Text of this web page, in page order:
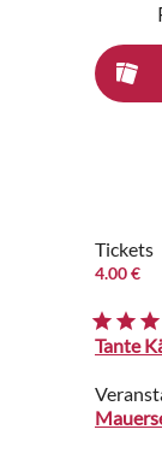
Tickets
4.00 €
Tante